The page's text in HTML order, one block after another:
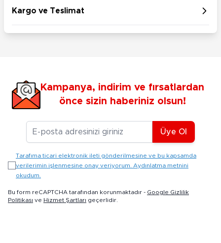
Kargo ve Teslimat
Kampanya, indirim ve fırsatlardan
önce sizin haberiniz olsun!
E-posta Adresiniz
Üye Ol
Tarafıma ticari elektronik ileti gönderilmesine ve bu kapsamda
verilerimin işlenmesine onay veriyorum. Aydınlatma metnini
okudum.
Bu form reCAPTCHA tarafından korunmaktadır - Google Gizlilik
Politikası ve Hizmet Şartları geçerlidir.